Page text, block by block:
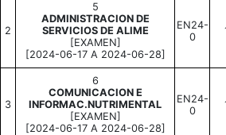
2
5
ADMINISTRACION DE
SERVICIOS DE ALIME
[EXAMEN]
[2024-06-17 A 2024-06-28]
EN24-
0
3
6
COMUNICACION E
INFORMAC.NUTRIMENTAL
[EXAMEN]
[2024-06-17 A 2024-06-28]
EN24-
0